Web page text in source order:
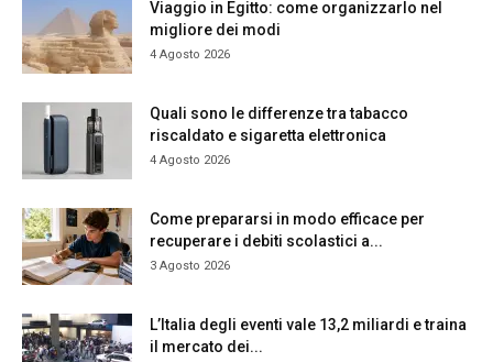
Viaggio in Egitto: come organizzarlo nel
migliore dei modi
4 Agosto 2026
Quali sono le differenze tra tabacco
riscaldato e sigaretta elettronica
4 Agosto 2026
Come prepararsi in modo efficace per
recuperare i debiti scolastici a...
3 Agosto 2026
L’Italia degli eventi vale 13,2 miliardi e traina
il mercato dei...